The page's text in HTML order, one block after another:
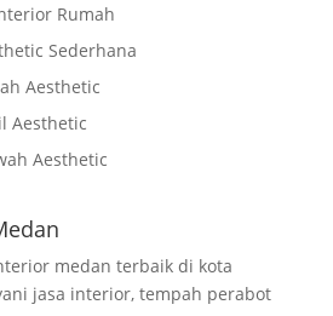
Rumah
Sederhana
Aesthetic
Aesthetic
Aesthetic
medan terbaik di kota
jasa interior, tempah perabot